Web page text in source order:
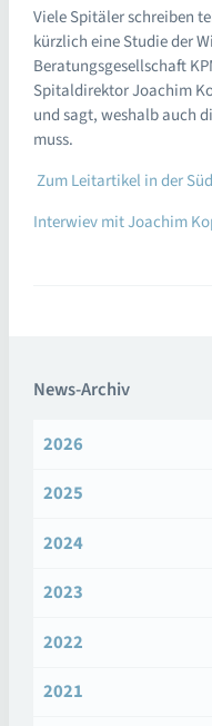
Viele Spitäler schreiben
kürzlich eine Studie der
Beratungsgesellschaft
Spitaldirektor Joachim
und sagt, weshalb auch
muss.
Zum Leitartikel in der
Interwiev mit Joachim
News-Archiv
2026
2025
2024
2023
2022
2021